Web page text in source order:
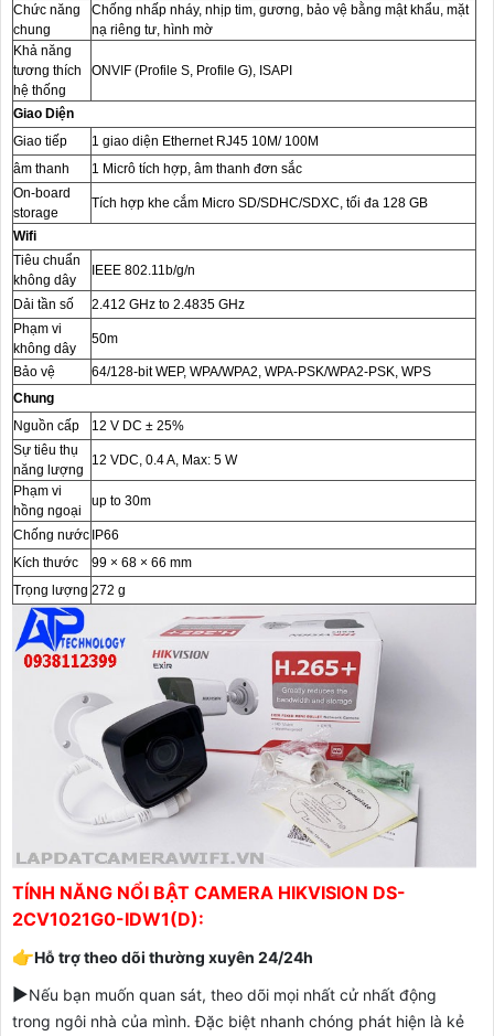
Chức năng
chung
Chống nhấp nháy, nhịp tim, gương, bảo vệ bằng mật khẩu, mặt
nạ riêng tư, hình mờ
Khả năng
tương thích
hệ thống
ONVIF (Profile S, Profile G), ISAPI
Giao Diện
Giao tiếp
1 giao diện Ethernet RJ45 10M/ 100M
âm thanh
1 Micrô tích hợp, âm thanh đơn sắc
On-board
storage
Tích hợp khe cắm Micro SD/SDHC/SDXC, tối đa 128 GB
Wifi
Tiêu chuẩn
không dây
IEEE 802.11b/g/n
Dải tần số
2.412 GHz to 2.4835 GHz
Phạm vi
không dây
50m
Bảo vệ
64/128-bit WEP, WPA/WPA2, WPA-PSK/WPA2-PSK, WPS
Chung
Nguồn cấp
12 V DC ± 25%
Sự tiêu thụ
năng lượng
12 VDC, 0.4 A, Max: 5 W
Phạm vi
hồng ngoại
up to 30m
Chống nước IP66
Kích thước
99 × 68 × 66 mm
Trọng lượng 272 g
TÍNH NĂNG NỔI BẬT CAMERA HIKVISION DS-
2CV1021G0-IDW1(D):
👉Hỗ trợ theo dõi thường xuyên 24/24h
▶️Nếu bạn muốn quan sát, theo dõi mọi nhất cử nhất động
trong ngôi nhà của mình. Đặc biệt nhanh chóng phát hiện là kẻ